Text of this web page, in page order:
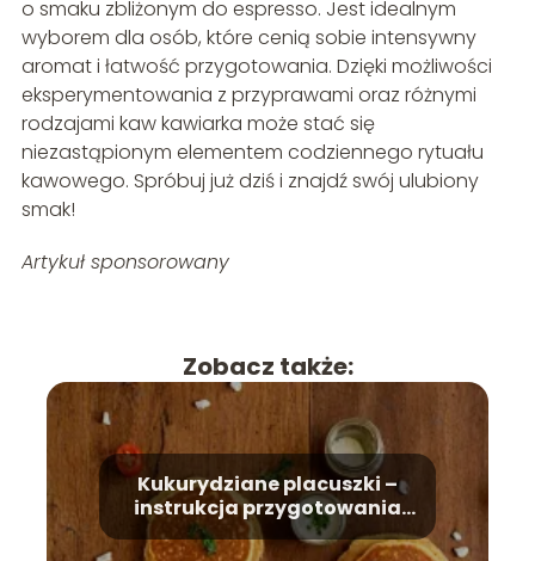
o smaku zbliżonym do espresso. Jest idealnym
wyborem dla osób, które cenią sobie intensywny
aromat i łatwość przygotowania. Dzięki możliwości
eksperymentowania z przyprawami oraz różnymi
rodzajami kaw kawiarka może stać się
niezastąpionym elementem codziennego rytuału
kawowego. Spróbuj już dziś i znajdź swój ulubiony
smak!
Artykuł sponsorowany
Zobacz także:
Kukurydziane placuszki –
instrukcja przygotowania
krok po kroku